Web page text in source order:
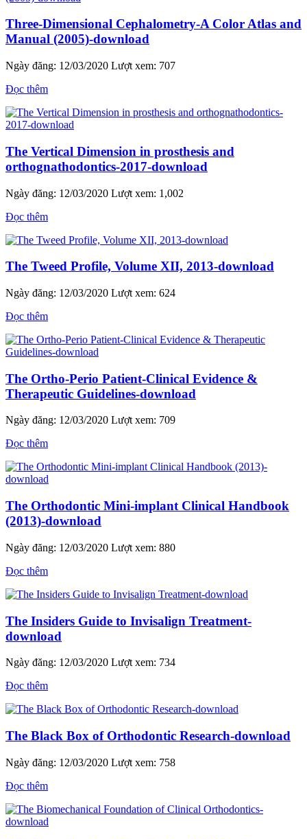
Three-Dimensional Cephalometry-A Color Atlas and
Manual (2005)-download
Ngày đăng: 12/03/2020 Lượt xem: 707
Đọc thêm
The Vertical Dimension in prosthesis and
orthognathodontics-2017-download
Ngày đăng: 12/03/2020 Lượt xem: 1,002
Đọc thêm
The Tweed Profile, Volume XII, 2013-download
Ngày đăng: 12/03/2020 Lượt xem: 624
Đọc thêm
The Ortho-Perio Patient-Clinical Evidence &
Therapeutic Guidelines-download
Ngày đăng: 12/03/2020 Lượt xem: 709
Đọc thêm
The Orthodontic Mini-implant Clinical Handbook
(2013)-download
Ngày đăng: 12/03/2020 Lượt xem: 880
Đọc thêm
The Insiders Guide to Invisalign Treatment-
download
Ngày đăng: 12/03/2020 Lượt xem: 734
Đọc thêm
The Black Box of Orthodontic Research-download
Ngày đăng: 12/03/2020 Lượt xem: 758
Đọc thêm